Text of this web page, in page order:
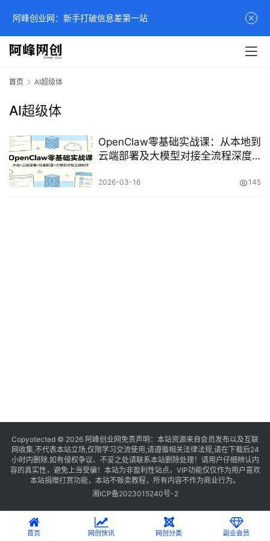
首页 AI超级体
AI超级体
OpenClaw零基础实战课：从本地到
云端部署及大模型对接全流程深度
2026-03-16 145
Copyotected © 2026 阿峰创业网 免责声明：本站资源来自会员发布以及互联
网收集,不代表本站立场,仅限学习交流使用,请遵循相关法律法规,请在下载后24
小时内删除.如有侵权争议、不妥之处请联系本站删除处理！请用户仔细辨认内
容的真实性，避免上当受骗！本站为非盈利性站点，VIP功能仅仅作为用户喜欢
本站捐赠打赏功能，本站不贩卖教程，所有内容不作为商业行为。
湘ICP备2023015240号-2
首页 网创快讯 网创分类 副业会员
阿峰创业网：新手打破信息差第一站